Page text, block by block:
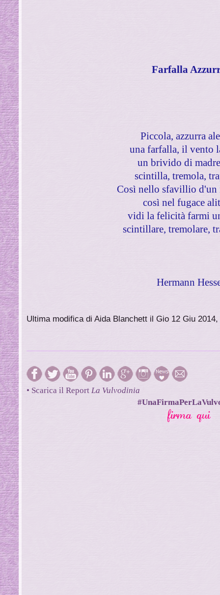
Farfalla
Piccola, azzurra
una farfalla, il vento
un brivido di
scintilla, tremola,
Così nello sfavillio d'un
così nel fugace
vidi la felicità farmi
scintillare, tremolare,
Hermann
Ultima modifica di Aida Blanchett il Gio 12 Giu
• Scarica il Report La Vulvodinia